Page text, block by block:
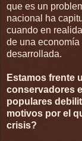
que es un
nacional ha
cuando en
de una
desarrollada.
Estamos frente
conservadores
populares
motivos por el
crisis?